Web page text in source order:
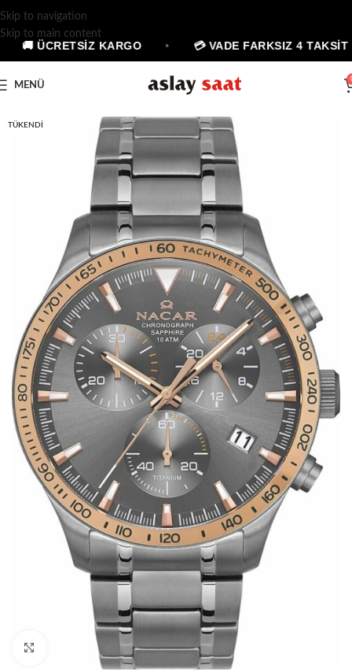
Skip to navigation
Skip to main content
🚚 ÜCRETSİZ KARGO 💳 VADE FARKSIZ 4 TAKSİT
MENÜ
TÜKENDI
Büyütmek için tıklayın